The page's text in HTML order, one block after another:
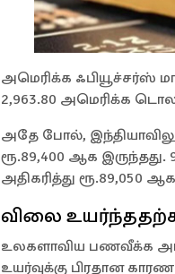
அமெரிக்க ஃபியூச்சர்ஸ்
2,963.80 அமெரிக்க
அதே போல்,
ரூ.89,400 ஆக இருந்தது.
அதிகரித்து ரூ.89,050
விலை
உலகளாவிய பணவீக்க
உயர்வுக்கு பிரதான